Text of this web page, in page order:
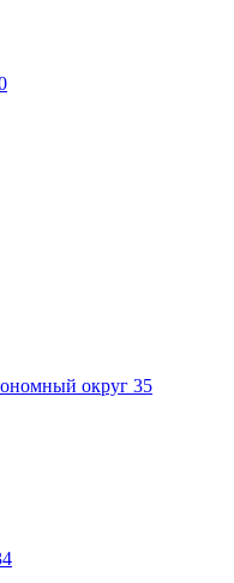
округ 35